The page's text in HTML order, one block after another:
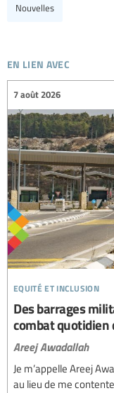
Nouvelles
en lien avec
equité et inclusion
7 août 2026
Des barrages
combat quotidien
Areej Awadallah
Je m’appelle Areej
au lieu de me